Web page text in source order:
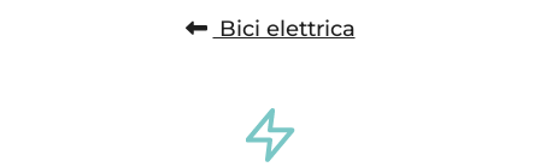
Bici elettrica